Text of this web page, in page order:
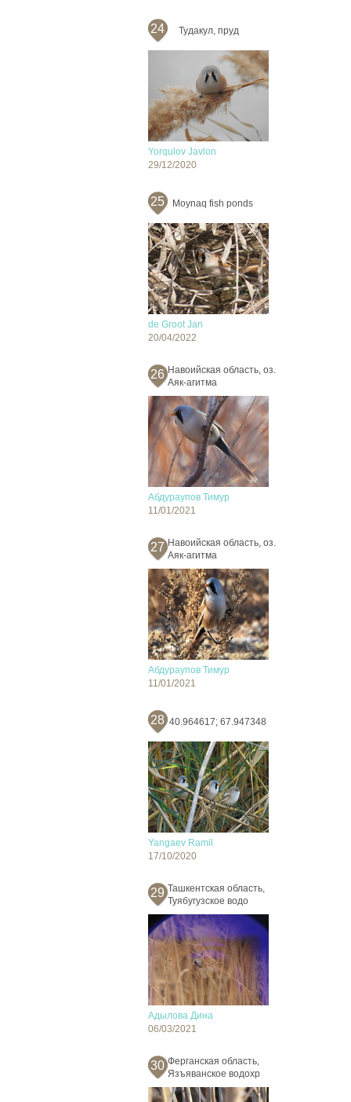
24 Тудакул, пруд
Yorqulov Javlon
29/12/2020
25 Moynaq fish ponds
de Groot Jan
20/04/2022
26 Навоийская область, оз.
Аяк-агитма
Абдураупов Тимур
11/01/2021
27 Навоийская область, оз.
Аяк-агитма
Абдураупов Тимур
11/01/2021
28 40.964617; 67.947348
Yangaev Ramil
17/10/2020
29 Ташкентская область,
Туябугузское водо
Адылова Дина
06/03/2021
30 Ферганская область,
Язъяванское водохр